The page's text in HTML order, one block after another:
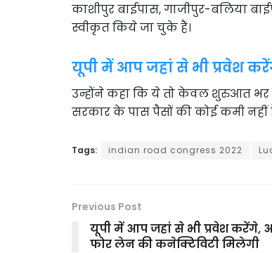
काशीपुर बाईपास, गाजीपुर-बलिया
स्वीकृत किये जा चुके हैं।
यूपी में आप जहां से भी प्रवेश
उन्होंने कहा कि ये तो केवल शुरुआत भर
सरकार के पास पैसों की कोई कमी नहीं
Tags: indian road congress 2022
Previous Post
यूपी में आप जहां से भी प्रवेश करेंगे,
फोर लेन की कनेक्टिविटी मिलेगी